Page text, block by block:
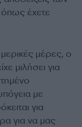
έχετε
μέρες, ο
μιλήσει για
με
για
για να μας